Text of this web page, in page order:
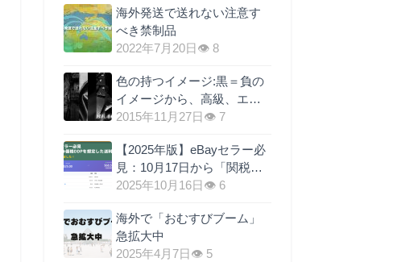
海外発送で送れない注意す
べき禁制品
2022年7月20日 👁 8
色の持つイメージ:黒＝負の
イメージから、高級、エレ
ガントへ
2015年11月27日 👁 7
【2025年版】eBayセラー必
見：10月17日から「関税元
払い（DDP）」義務化！送
最も現実的な理由
2025年10月16日 👁 6
海外で「おむすびブーム」
急拡大中
2025年4月7日 👁 5